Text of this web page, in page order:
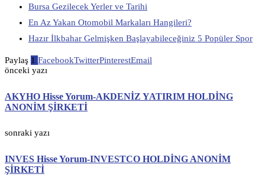
Bursa Gezilecek Yerler ve Tarihi
En Az Yakan Otomobil Markaları Hangileri?
Hazır İlkbahar Gelmişken Başlayabileceğiniz 5 Popüler Spor
Paylaş 1 FacebookTwitterPinterestEmail
önceki yazı
AKYHO Hisse Yorum-AKDENİZ YATIRIM HOLDİNG
ANONİM ŞİRKETİ
sonraki yazı
INVES Hisse Yorum-INVESTCO HOLDİNG ANONİM
ŞİRKETİ